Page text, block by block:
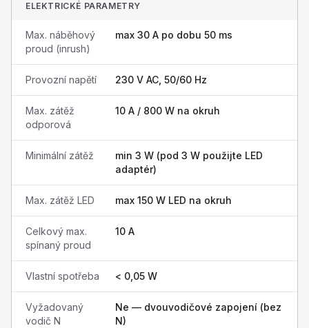
ELEKTRICKÉ PARAMETRY
Max. náběhový
proud (inrush)
max 30 A po dobu 50 ms
Provozní napětí 230 V AC, 50/60 Hz
Max. zátěž
odporová
10 A / 800 W na okruh
Minimální zátěž
min 3 W (pod 3 W použijte LED
adaptér)
Max. zátěž LED max 150 W LED na okruh
Celkový max.
spínaný proud
10 A
Vlastní spotřeba < 0,05 W
Vyžadovaný
vodič N
Ne — dvouvodičové zapojení (bez
N)